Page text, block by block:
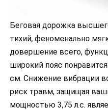
Беговая дорожка
тихий, феноменально
довершение всего,
широкий пояс
см. Снижение вибрации
риск травм, защищая
мощностью 3,75 л.с.